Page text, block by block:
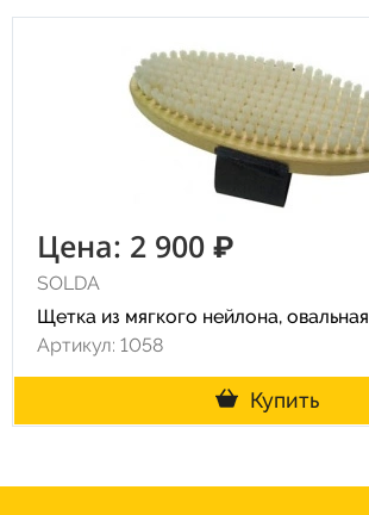
Цена: 2 900 ₽
SOLDA
Щетка из мягкого нейлона, овальная
Артикул: 1058
Купить